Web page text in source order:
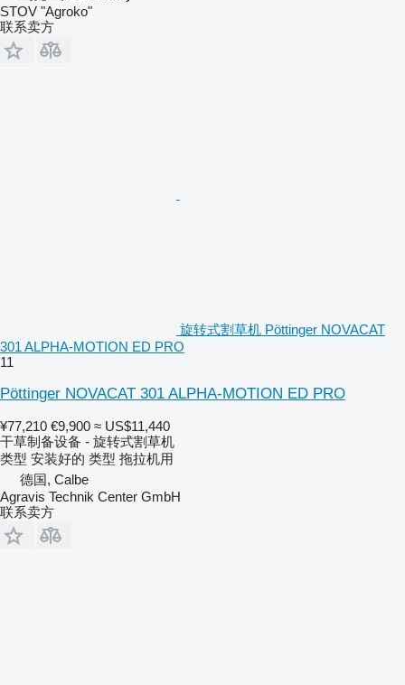
STOV "Agroko"
联系卖方
旋转式割草机 Pöttinger NOVACAT
301 ALPHA-MOTION ED PRO
11
Pöttinger NOVACAT 301 ALPHA-MOTION ED PRO
¥77,210 €9,900 ≈ US$11,440
干草制备设备 - 旋转式割草机
类型 安装好的 类型 拖拉机用
德国, Calbe
Agravis Technik Center GmbH
联系卖方